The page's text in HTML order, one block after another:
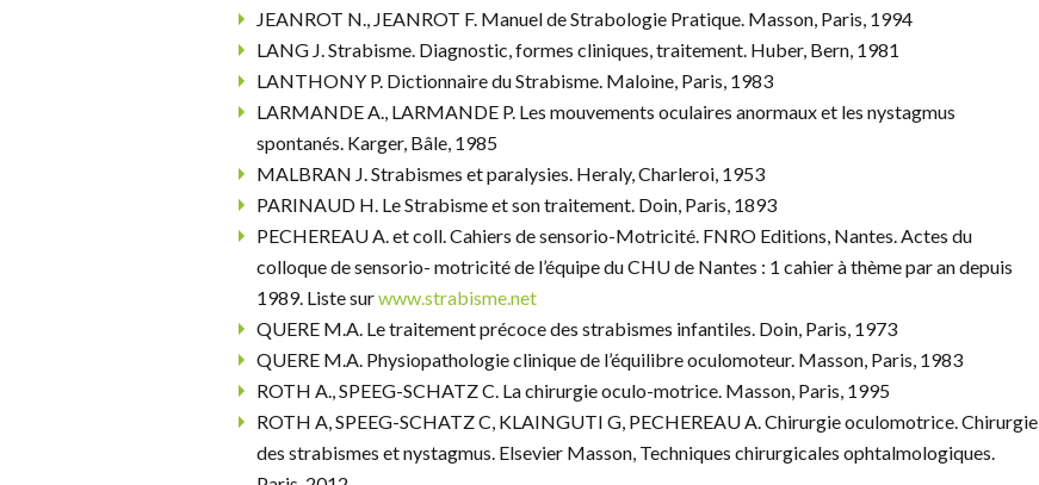
JEANROT N., JEANROT F. Manuel de Strabologie Pratique. Masson, Paris, 1994
LANG J. Strabisme. Diagnostic, formes cliniques, traitement. Huber, Bern, 1981
LANTHONY P. Dictionnaire du Strabisme. Maloine, Paris, 1983
LARMANDE A., LARMANDE P. Les mouvements oculaires anormaux et les nystagmus
spontanés. Karger, Bâle, 1985
MALBRAN J. Strabismes et paralysies. Heraly, Charleroi, 1953
PARINAUD H. Le Strabisme et son traitement. Doin, Paris, 1893
PECHEREAU A. et coll. Cahiers de sensorio-Motricité. FNRO Editions, Nantes. Actes du
colloque de sensorio- motricité de l’équipe du CHU de Nantes : 1 cahier à thème par an depuis
1989. Liste surwww.strabisme.net
QUERE M.A. Le traitement précoce des strabismes infantiles. Doin, Paris, 1973
QUERE M.A. Physiopathologie clinique de l’équilibre oculomoteur. Masson, Paris, 1983
ROTH A., SPEEG-SCHATZ C. La chirurgie oculo-motrice. Masson, Paris, 1995
ROTH A, SPEEG-SCHATZ C, KLAINGUTI G, PECHEREAU A. Chirurgie oculomotrice. Chirurgie
des strabismes et nystagmus. Elsevier Masson, Techniques chirurgicales ophtalmologiques.